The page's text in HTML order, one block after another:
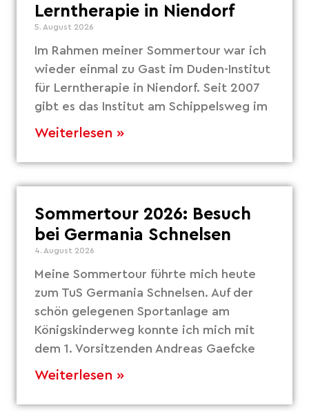
Lerntherapie in Niendorf
5. August 2026
Im Rahmen meiner Sommertour war ich
wieder einmal zu Gast im Duden-Institut
für Lerntherapie in Niendorf. Seit 2007
gibt es das Institut am Schippelsweg im
Weiterlesen »
Sommertour 2026: Besuch
bei Germania Schnelsen
4. August 2026
Meine Sommertour führte mich heute
zum TuS Germania Schnelsen. Auf der
schön gelegenen Sportanlage am
Königskinderweg konnte ich mich mit
dem 1. Vorsitzenden Andreas Gaefcke
Weiterlesen »